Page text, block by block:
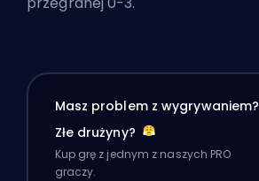
Masz problem z wygrywaniem?
Złe drużyny?
Kup grę z jednym z naszych PRO
graczy.